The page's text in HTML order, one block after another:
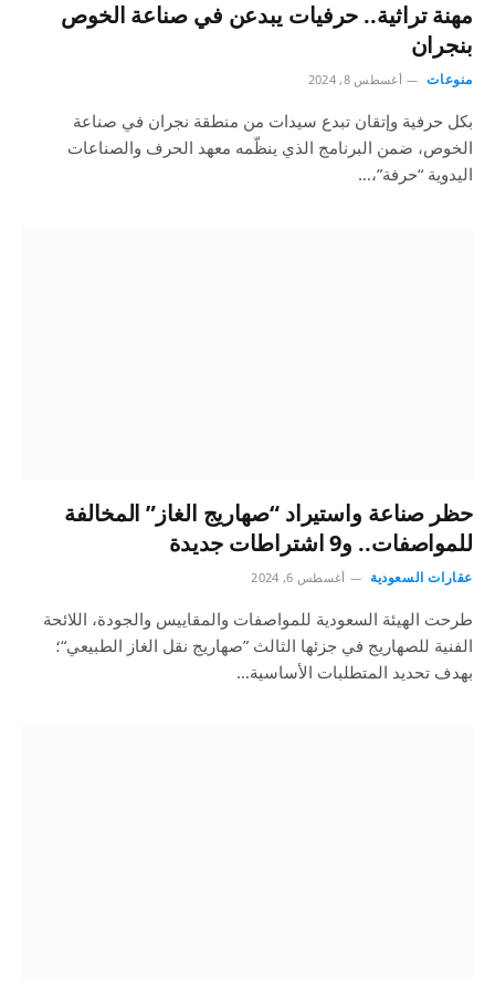
مهنة تراثية.. حرفيات يبدعن في صناعة الخوص
بنجران
منوعات أغسطس 8, 2024
بكل حرفية وإتقان تبدع سيدات من منطقة نجران في صناعة
الخوص، ضمن البرنامج الذي ينظّمه معهد الحرف والصناعات
اليدوية “حرفة”،…
حظر صناعة واستيراد “صهاريج الغاز” المخالفة
للمواصفات.. و9 اشتراطات جديدة
عقارات السعودية أغسطس 6, 2024
طرحت الهيئة السعودية للمواصفات والمقاييس والجودة، اللائحة
الفنية للصهاريج في جزئها الثالث ”صهاريج نقل الغاز الطبيعي“؛
بهدف تحديد المتطلبات الأساسية…